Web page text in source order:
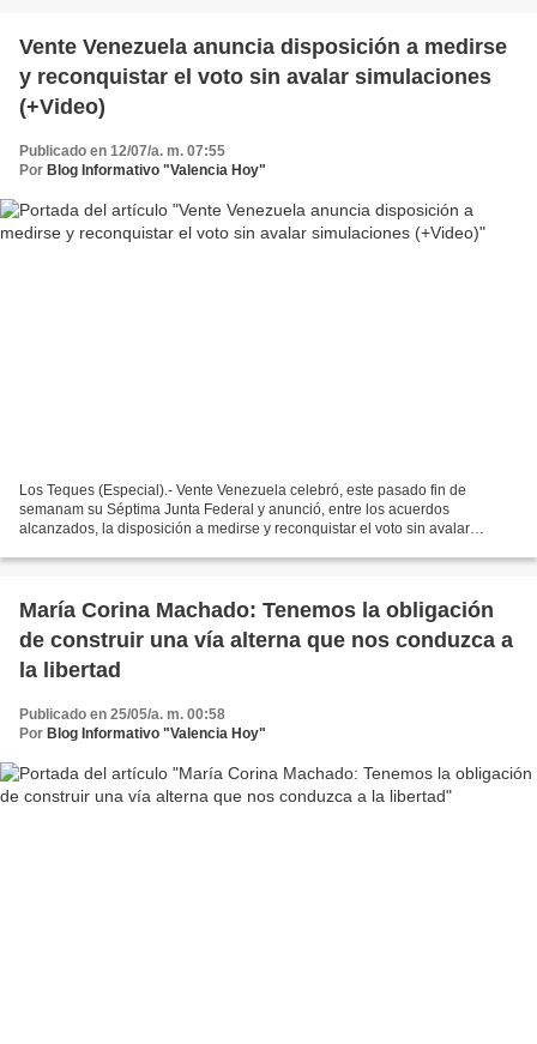
Vente Venezuela anuncia disposición a medirse
y reconquistar el voto sin avalar simulaciones
(+Video)
Publicado en 12/07/a. m. 07:55
Por Blog Informativo "Valencia Hoy"
Los Teques (Especial).- Vente Venezuela celebró, este pasado fin de
semanam su Séptima Junta Federal y anunció, entre los acuerdos
alcanzados, la disposición a medirse y reconquistar el voto sin avalar
María Corina Machado: Tenemos la obligación
de construir una vía alterna que nos conduzca a
la libertad
Publicado en 25/05/a. m. 00:58
Por Blog Informativo "Valencia Hoy"